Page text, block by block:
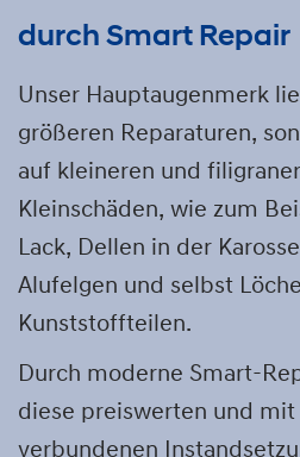
durch Smart Repair
Unser Hauptaugenmerk
größeren Reparaturen,
auf kleineren und
Kleinschäden, wie zum
Lack, Dellen in der
Alufelgen und selbst
Kunststoffteilen.
Durch moderne Smart-
diese preiswerten und
verbundenen